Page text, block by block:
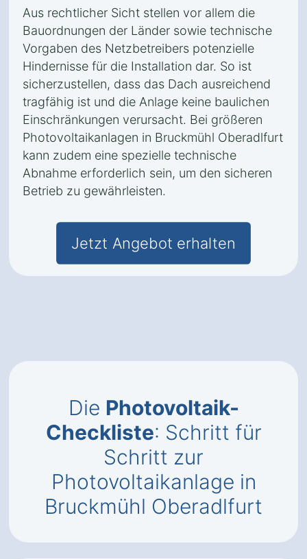
Aus rechtlicher Sicht stellen vor allem die
Bauordnungen der Länder sowie technische
Vorgaben des Netzbetreibers potenzielle
Hindernisse für die Installation dar. So ist
sicherzustellen, dass das Dach ausreichend
tragfähig ist und die Anlage keine baulichen
Einschränkungen verursacht. Bei größeren
Photovoltaikanlagen in Bruckmühl Oberadlfurt
kann zudem eine spezielle technische
Abnahme erforderlich sein, um den sicheren
Betrieb zu gewährleisten.
Jetzt Angebot erhalten
Die Photovoltaik-
Checkliste: Schritt für
Schritt zur
Photovoltaikanlage in
Bruckmühl Oberadlfurt